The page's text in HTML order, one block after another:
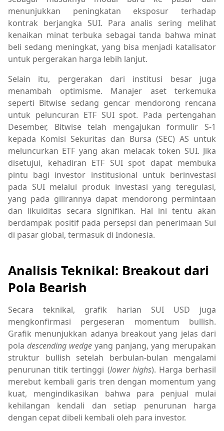
menunjukkan peningkatan eksposur terhadap
kontrak berjangka SUI. Para analis sering melihat
kenaikan minat terbuka sebagai tanda bahwa minat
beli sedang meningkat, yang bisa menjadi katalisator
untuk pergerakan harga lebih lanjut.
Selain itu, pergerakan dari institusi besar juga
menambah optimisme. Manajer aset terkemuka
seperti Bitwise sedang gencar mendorong rencana
untuk peluncuran ETF SUI spot. Pada pertengahan
Desember, Bitwise telah mengajukan formulir S-1
kepada Komisi Sekuritas dan Bursa (SEC) AS untuk
meluncurkan ETF yang akan melacak token SUI. Jika
disetujui, kehadiran ETF SUI spot dapat membuka
pintu bagi investor institusional untuk berinvestasi
pada SUI melalui produk investasi yang teregulasi,
yang pada gilirannya dapat mendorong permintaan
dan likuiditas secara signifikan. Hal ini tentu akan
berdampak positif pada persepsi dan penerimaan Sui
di pasar global, termasuk di Indonesia.
Analisis Teknikal: Breakout dari
Pola Bearish
Secara teknikal, grafik harian SUI USD juga
mengkonfirmasi pergeseran momentum bullish.
Grafik menunjukkan adanya breakout yang jelas dari
pola descending wedge yang panjang, yang merupakan
struktur bullish setelah berbulan-bulan mengalami
penurunan titik tertinggi (lower highs). Harga berhasil
merebut kembali garis tren dengan momentum yang
kuat, mengindikasikan bahwa para penjual mulai
kehilangan kendali dan setiap penurunan harga
dengan cepat dibeli kembali oleh para investor.